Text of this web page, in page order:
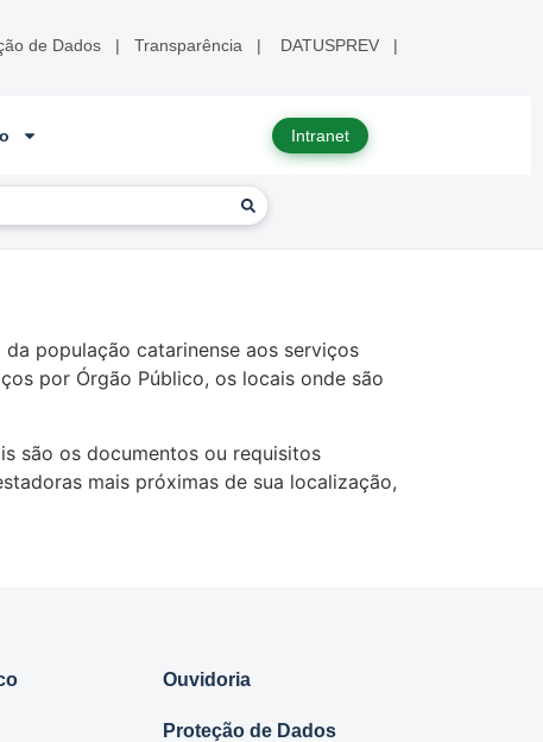
de Dados | Transparência | DATUSPREV |
Intranet
população catarinense aos serviços
por Órgão Público, os locais onde são
são os documentos ou requisitos
mais próximas de sua localização,
Ouvidoria
Proteção de Dados